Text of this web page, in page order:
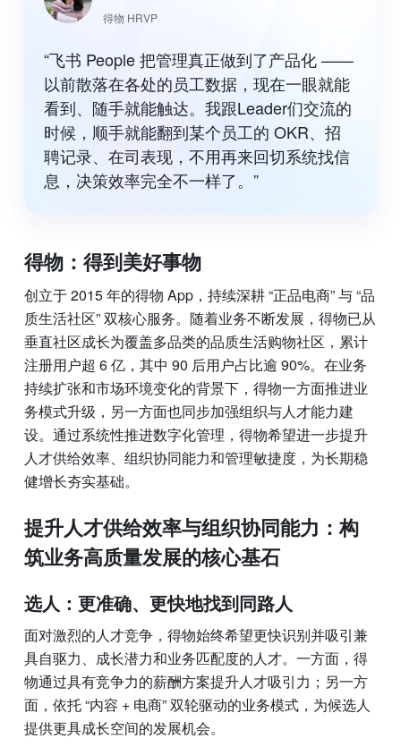
得物 HRVP
“飞书 People 把管理真正做到了产品化 ——
以前散落在各处的员工数据，现在一眼就能
看到、随手就能触达。我跟Leader们交流的
时候，顺手就能翻到某个员工的 OKR、招
聘记录、在司表现，不用再来回切系统找信
息，决策效率完全不一样了。”
得物： 得到美好事物
创立于 2015 年的得物 App，持续深耕 “正品电商” 与 “品
质生活社区” 双核心服务。随着业务不断发展，得物已从
垂直社区成长为覆盖多品类的品质生活购物社区，累计
注册用户超 6 亿，其中 90 后用户占比逾 90%。在业务
持续扩张和市场环境变化的背景下，得物一方面推进业
务模式升级，另一方面也同步加强组织与人才能力建
设。通过系统性推进数字化管理，得物希望进一步提升
人才供给效率、组织协同能力和管理敏捷度，为长期稳
健增长夯实基础。
提升人才供给效率与组织协同能力：构
筑业务高质量发展的核心基石
选人：更准确、更快地找到同路人
面对激烈的人才竞争，得物始终希望更快识别并吸引兼
具自驱力、成长潜力和业务匹配度的人才。一方面，得
物通过具有竞争力的薪酬方案提升人才吸引力；另一方
面，依托 “内容 + 电商” 双轮驱动的业务模式，为候选人
提供更具成长空间的发展机会。